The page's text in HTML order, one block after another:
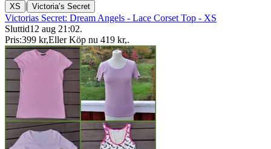
XS | Victoria’s Secret
Victorias Secret: Dream Angels - Lace Corset Top - XS
Sluttid12 aug 21:02.
Pris:399 kr,Eller Köp nu 419 kr,.